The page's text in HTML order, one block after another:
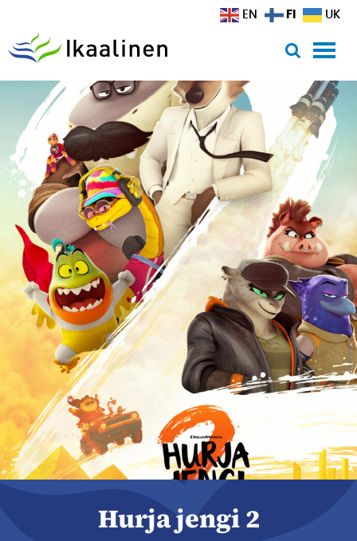
Hurja jengi 2
EN FI UK